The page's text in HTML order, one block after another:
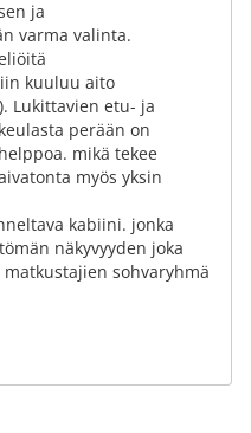
ja
varma valinta.
kuuluu aito
Lukittavien etu- ja
perään on
mikä tekee
myös yksin
kabiini. jonka
näkyvyyden joka
sohvaryhmä